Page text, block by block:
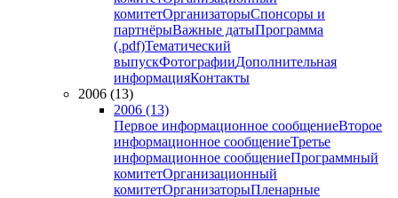
комитетОрганизаторыСпонсоры и
партнёрыВажные датыПрограмма
(.pdf)Тематический
выпускФотографииДополнительная
информацияКонтакты
2006 (13)
2006 (13)
Первое информационное сообщениеВторое
информационное сообщениеТретье
информационное сообщениеПрограммный
комитетОрганизационный
комитетОрганизаторыПленарные